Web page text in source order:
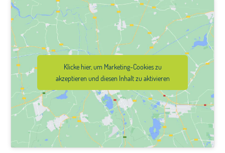
Klicke hier, um Marketing-Cookies zu
akzeptieren und diesen Inhalt zu aktivieren